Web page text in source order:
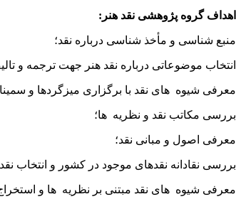
اهداف گروه پژوهشی نقد هنر:
منبع شناسی و مأخذ شناسی درباره نقد؛
انتخاب موضوعاتی درباره نقد هنر جهت ترجمه و
معرفی شیوه ‌ های نقد با برگزاری میزگردها و
بررسی مکاتب نقد و نظریه ‌ ها؛
معرفی اصول و مبانی نقد؛
بررسی نقادانه نقدهای موجود در کشور و انتخاب نقد
معرفی شیوه ‌ های نقد مبتنی بر نظریه ‌ ها و استخراج